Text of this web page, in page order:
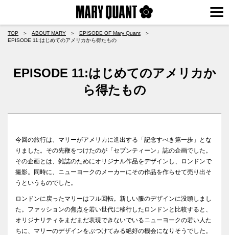
TOP ＞ ABOUT MARY ＞ EPISODE OF Mary Quant
＞
EPISODE 11:はじめてのアメリカから得たもの
EPISODE 11:はじめてのアメリカか
ら得たもの
今回の旅行は、マリーがアメリカに進出する「記念すべき第一歩」とな
りました。その先鞭をつけたのが「セブンティーン」誌の企画でした。
その企画とは、雑誌のためにオリジナル作品をデザインし、ロンドンで
撮影。同時に、ニューヨークのメーカーにその作品を作らせて売り出そ
うというものでした。
ロンドンに戻ったマリーはフル回転。新しい服のデザインに没頭しまし
た。ファッションの焦点を若い世代に移行したロンドンと比較すると、
オリジナリティをまだまだ表現できないでいるニューヨークの若い人た
ちに、マリーのデザインをぶつけてみる絶好の機会になりそうでした。